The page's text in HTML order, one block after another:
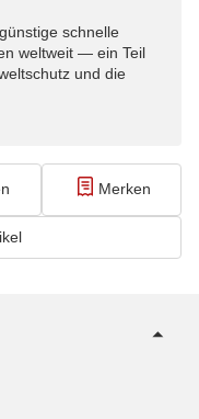
schnelle
weltweit — ein Teil
und die
Merken